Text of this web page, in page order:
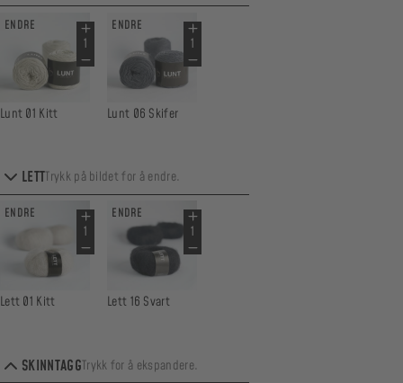
ENDRE
Lunt 01 Kitt
ENDRE
Lunt 06 Skifer
LETTTrykk på bildet for å endre.
ENDRE
Lett 01 Kitt
ENDRE
Lett 16 Svart
SKINNTAGGTrykk for å ekspandere.